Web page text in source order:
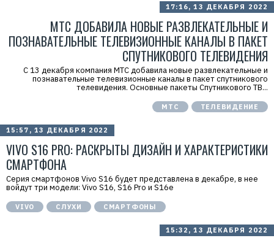
17:16, 13 ДЕКАБРЯ 2022
МТС ДОБАВИЛА НОВЫЕ РАЗВЛЕКАТЕЛЬНЫЕ И
ПОЗНАВАТЕЛЬНЫЕ ТЕЛЕВИЗИОННЫЕ КАНАЛЫ В ПАКЕТ
СПУТНИКОВОГО ТЕЛЕВИДЕНИЯ
С 13 декабря компания МТС добавила новые развлекательные и
познавательные телевизионные каналы в пакет спутникового
телевидения. Основные пакеты Спутникового ТВ...
МТС ТЕЛЕВИДЕНИЕ
15:57, 13 ДЕКАБРЯ 2022
VIVO S16 PRO: РАСКРЫТЫ ДИЗАЙН И ХАРАКТЕРИСТИКИ
СМАРТФОНА
Серия смартфонов Vivo S16 будет представлена в декабре, в нее
войдут три модели: Vivo S16, S16 Pro и S16e
VIVO СЛУХИ СМАРТФОНЫ
15:32, 13 ДЕКАБРЯ 2022